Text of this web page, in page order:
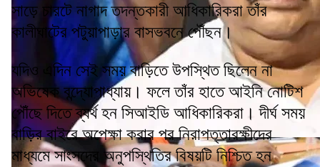
সাড়ে চারটে নাগাদ তদন্তকারী আধিকারিকরা তাঁর
কালীঘাটের পটুয়াপাড়ার বাসভবনে পৌঁছন।
যদিও এদিন সেই সময় বাড়িতে উপস্থিত ছিলেন না
অভিষেক বন্দ্যোপাধ্যায়। ফলে তাঁর হাতে আইনি নোটিশ
পৌঁছে দিতে ব্যর্থ হন সিআইডি আধিকারিকরা। দীর্ঘ সময়
বাড়ির বাইরে অপেক্ষা করার পর নিরাপত্তারক্ষীদের
মাধ্যমে সাংসদের অনুপস্থিতির বিষয়টি নিশ্চিত হন